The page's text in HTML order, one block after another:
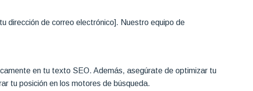
dirección de correo electrónico]. Nuestro equipo de
en tu texto SEO. Además, asegúrate de optimizar tu
tu posición en los motores de búsqueda.